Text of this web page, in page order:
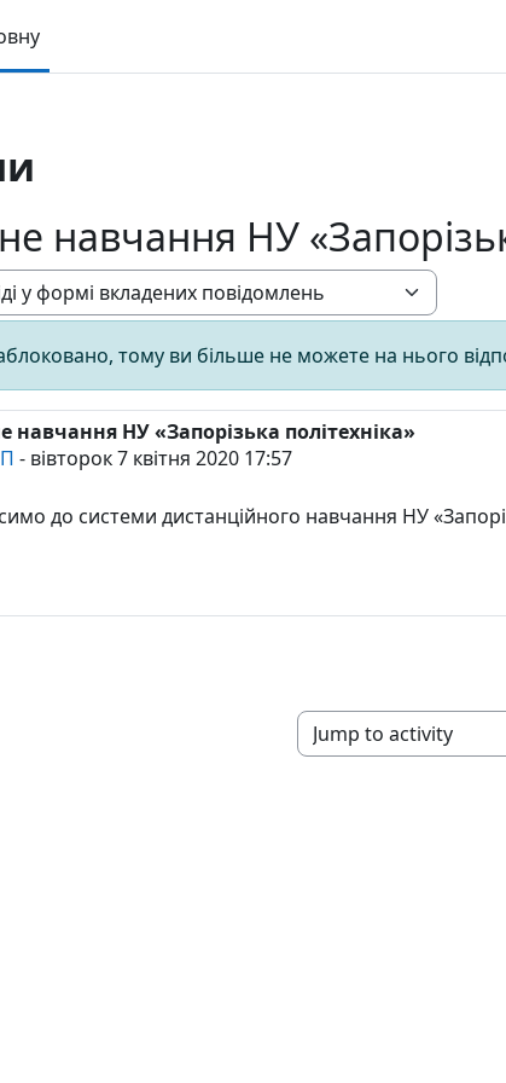
навчання НУ
тому ви більше не можете на нього
навчання НУ «Запорізька політехніка»
- вівторок 7 квітня 2020 17:57
0
до системи дистанційного навчання НУ
Jump to activity